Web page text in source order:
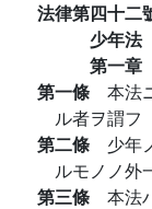
法律第四十二
少年法
第一
第一條 本法
ル者ヲ謂フ
第二條 少年
ルモノノ外
第三條 本法